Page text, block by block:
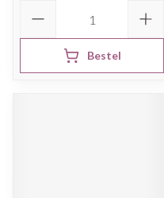
Bestel